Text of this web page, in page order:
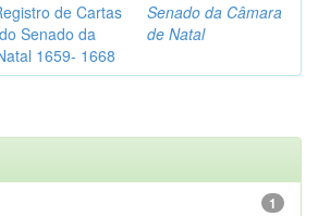
de Cartas
Senado da
1659- 1668
Senado da Câmara
de Natal
1